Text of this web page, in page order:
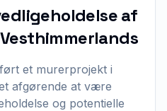
af
et murerprojekt i
afgørende at være
og potentielle